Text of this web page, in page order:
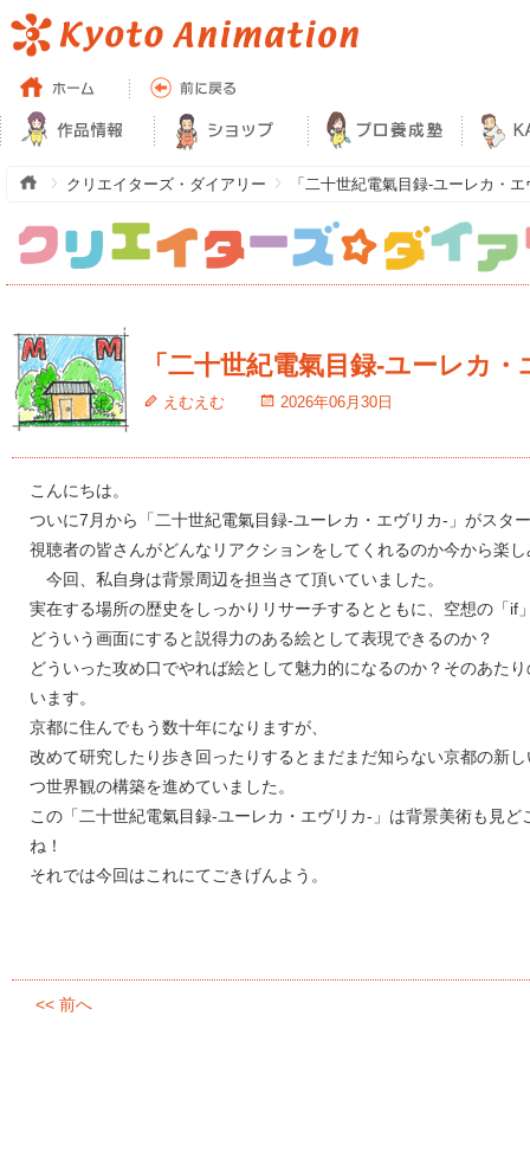
クリエイターズ・ダイアリー 「二十世紀電氣目録-ユーレカ・
「二十世紀電氣目録-ユーレカ
えむえむ 2026年06月30日
こんにちは。
ついに7月から「二十世紀電氣目録-ユーレカ・エヴリカ-」がスタ
視聴者の皆さんがどんなリアクションをしてくれるのか今から楽
今回、私自身は背景周辺を担当さて頂いていました。
実在する場所の歴史をしっかりリサーチするとともに、空想の「if
どういう画面にすると説得力のある絵として表現できるのか？
どういった攻め口でやれば絵として魅力的になるのか？そのあた
います。
京都に住んでもう数十年になりますが、
改めて研究したり歩き回ったりするとまだまだ知らない京都の新
つ世界観の構築を進めていました。
この「二十世紀電氣目録-ユーレカ・エヴリカ-」は背景美術も見
ね！
それでは今回はこれにてごきげんよう。
<< 前へ